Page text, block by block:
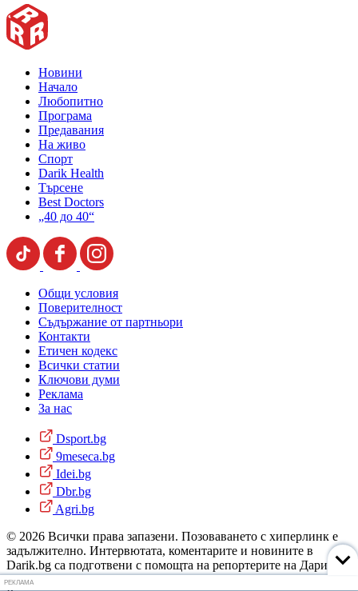
Новини
Начало
Любопитно
Програма
Предавания
На живо
Спорт
Darik Health
Търсене
Best Doctors
„40 до 40“
Общи условия
Поверителност
Съдържание от партньори
Контакти
Етичен кодекс
Всички статии
Ключови думи
Реклама
За нас
Dsport.bg
9meseca.bg
Idei.bg
Dbr.bg
Agri.bg
© 2026 Всички права запазени. Позоваването с хиперлинк е
задължително. Интервютата, коментарите и новините в
Darik.bg са подготвени с помощта на репортерите на Дарик
Радио и новинарските емисии на радиото. Снимки: Дарик
РЕКЛАМА